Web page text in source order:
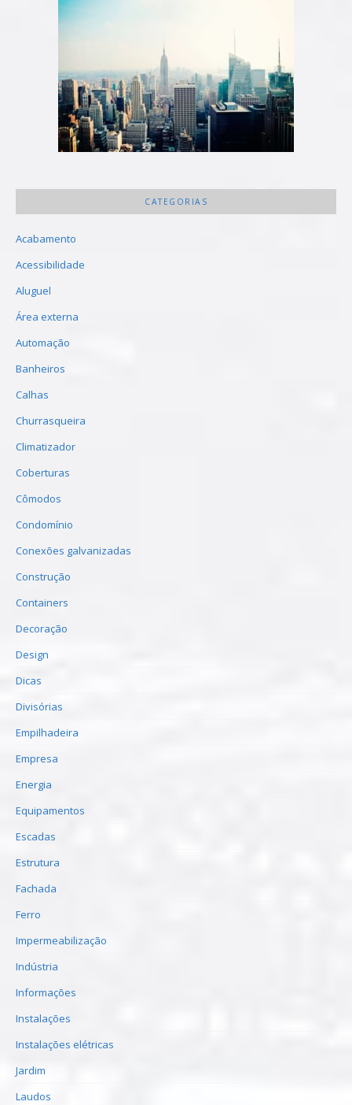
CATEGORIAS
Acabamento
Acessibilidade
Aluguel
Área externa
Automação
Banheiros
Calhas
Churrasqueira
Climatizador
Coberturas
Cômodos
Condomínio
Conexões galvanizadas
Construção
Containers
Decoração
Design
Dicas
Divisórias
Empilhadeira
Empresa
Energia
Equipamentos
Escadas
Estrutura
Fachada
Ferro
Impermeabilização
Indústria
Informações
Instalações
Instalações elétricas
Jardim
Laudos